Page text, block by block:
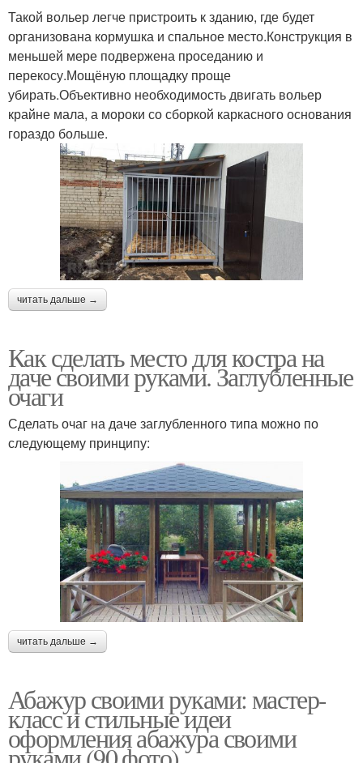
Такой вольер легче пристроить к зданию, где будет
организована кормушка и спальное место.Конструкция в
меньшей мере подвержена проседанию и
перекосу.Мощёную площадку проще
убирать.Объективно необходимость двигать вольер
крайне мала, а мороки со сборкой каркасного основания
гораздо больше.
читать дальше →
Как сделать место для костра на
даче своими руками. Заглубленные
очаги
Сделать очаг на даче заглубленного типа можно по
следующему принципу:
читать дальше →
Абажур своими руками: мастер-
класс и стильные идеи
оформления абажура своими